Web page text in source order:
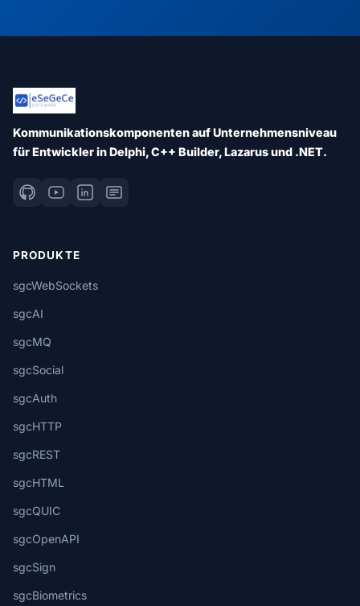
Kommunikationskomponenten auf Unternehmensniveau
für Entwickler in Delphi, C++ Builder, Lazarus und .NET.
PRODUKTE
sgcWebSockets
sgcAI
sgcMQ
sgcSocial
sgcAuth
sgcHTTP
sgcREST
sgcHTML
sgcQUIC
sgcOpenAPI
sgcSign
sgcBiometrics